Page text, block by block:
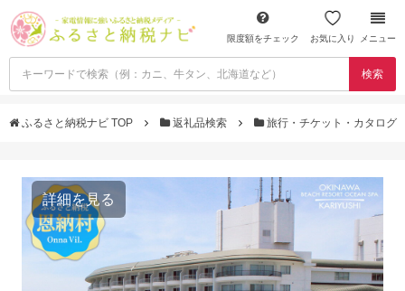
限度額をチェック お気に入り メニュー
検索
ふるさと納税ナビ TOP 返礼品検索 旅行・チケット・カタログ
詳細を見る